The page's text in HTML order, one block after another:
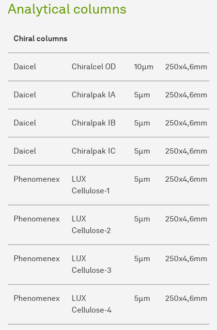
Analytical columns
Chiral columns
Daicel Chiralcel OD 10µm 250x4,6mm
Daicel Chiralpak IA 5µm 250x4,6mm
Daicel Chiralpak IB 5µm 250x4,6mm
Daicel Chiralpak IC 5µm 250x4,6mm
Phenomenex
LUX
Cellulose-1
5µm 250x4,6mm
Phenomenex
LUX
Cellulose-2
5µm 250x4,6mm
Phenomenex
LUX
Cellulose-3
5µm 250x4,6mm
Phenomenex
LUX
Cellulose-4
5µm 250x4,6mm